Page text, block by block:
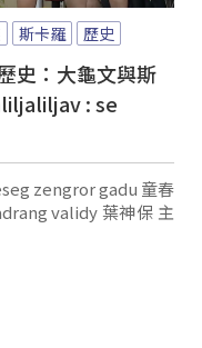
斯卡羅 歷史
史：大龜文與斯
: se